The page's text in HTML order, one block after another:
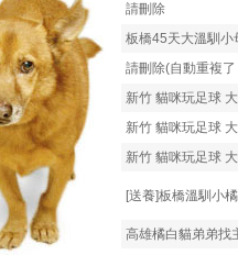
請刪除
板橋45天大溫馴小
請刪除(自動重複了
新竹 貓咪玩足球
新竹 貓咪玩足球
新竹 貓咪玩足球
[送養]板橋溫馴小
高雄橘白貓弟弟找